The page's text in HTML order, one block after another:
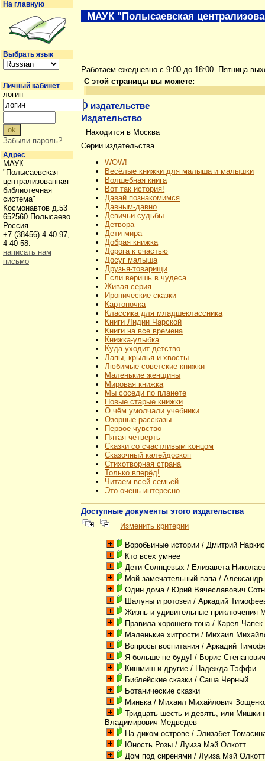
Работаем ежедневно с 9:00 до 18:00. Пятница
С этой страницы вы можете:
О издательстве
Издательство
Находится в Москва
Серии издательства
WOW!
Весёлые книжки для малыша и малышки
Волшебная книга
Вот так история!
Давай познакомимся
Давным-давно
Девичьи судьбы
Детвора
Дети мира
Добрая книжка
Дорога к счастью
Досуг малыша
Друзья-товарищи
Если веришь в чудеса...
Живая серия
Иронические сказки
Картоночка
Классика для младшеклассника
Книги Лидии Чарской
Книги на все времена
Книжка-улыбка
Куда уходит детство
Лапы, крылья и хвосты
Любимые советские книжки
Маленькие женщины
Мировая книжка
Мы соседи по планете
Новые старые книжки
О чём умолчали учебники
Озорные рассказы
Первое чувство
Пятая четверть
Сказки со счастливым концом
Сказочный калейдоскоп
Стихотворная страна
Только вперёд!
Читаем всей семьей
Это очень интересно
Доступные документы этого издательства
Изменить критерии
Воробьиные истории / Дмитрий
Кто всех умнее
Дети Солнцевых / Елизавета
Мой замечательный папа / Александр
Один дома / Юрий Вячеславович
Шалуны и ротозеи / Аркадий
Жизнь и удивительные приключения
Правила хорошего тона / Карел Чапек
Маленькие хитрости / Михаил
Вопросы воспитания / Аркадий
Я больше не буду! / Борис
Кишмиш и другие / Надежда Тэффи
Библейские сказки / Саша Черный
Ботанические сказки
Минька / Михаил Михайлович
Тридцать шесть и девять, или
Владимирович Медведев
На диком острове / Элизабет
Юность Розы / Луиза Мэй Олкотт
Дом под сиренями / Луиза Мэй Олкотт
МАУК "Полысаевская
На главную
Выбрать язык
Личный кабинет
логин
Забыли пароль?
Адрес
МАУК
"Полысаевская
централизованная
библиотечная
система"
Космонавтов д.53
652560 Полысаево
Россия
+7 (38456) 4-40-97,
4-40-58.
написать нам
письмо